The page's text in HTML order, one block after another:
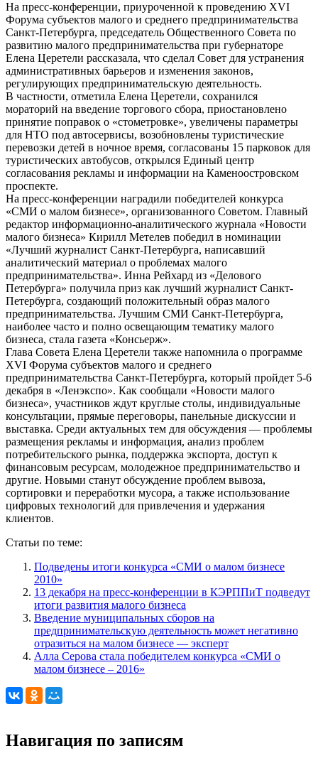
На пресс-конференции, приуроченной к проведению XVI
Форума субъектов малого и среднего предпринимательства
Санкт-Петербурга, председатель Общественного Совета по
развитию малого предпринимательства при губернаторе
Елена Церетели рассказала, что сделал Совет для устранения
административных барьеров и изменения законов,
регулирующих предпринимательскую деятельность.
В частности, отметила Елена Церетели, сохранился
мораторий на введение торгового сбора, приостановлено
принятие поправок о «стометровке», увеличены параметры
для НТО под автосервисы, возобновлены туристические
перевозки детей в ночное время, согласованы 15 парковок для
туристических автобусов, открылся Единый центр
согласования рекламы и информации на Каменоостровском
проспекте.
На пресс-конференции наградили победителей конкурса
«СМИ о малом бизнесе», организованного Советом. Главный
редактор информационно-аналитического журнала «Новости
малого бизнеса» Кирилл Метелев победил в номинации
«Лучший журналист Санкт-Петербурга, написавший
аналитический материал о проблемах малого
предпринимательства». Инна Рейхард из «Делового
Петербурга» получила приз как лучший журналист Санкт-
Петербурга, создающий положительный образ малого
предпринимательства. Лучшим СМИ Санкт-Петербурга,
наиболее часто и полно освещающим тематику малого
бизнеса, стала газета «Консьерж».
Глава Совета Елена Церетели также напомнила о программе
XVI Форума субъектов малого и среднего
предпринимательства Санкт-Петербурга, который пройдет 5-6
декабря в «Ленэкспо». Как сообщали «Новости малого
бизнеса», участников ждут круглые столы, индивидуальные
консультации, прямые переговоры, панельные дискуссии и
выставка. Среди актуальных тем для обсуждения — проблемы
размещения рекламы и информация, анализ проблем
потребительского рынка, поддержка экспорта, доступ к
финансовым ресурсам, молодежное предпринимательство и
другие. Новыми станут обсуждение проблем вывоза,
сортировки и переработки мусора, а также использование
цифровых технологий для привлечения и удержания
клиентов.
Статьи по теме:
Подведены итоги конкурса «СМИ о малом бизнесе
2010»
13 декабря на пресс-конференции в КЭРППиТ подведут
итоги развития малого бизнеса
Введение муниципальных сборов на
предпринимательскую деятельность может негативно
отразиться на малом бизнесе — эксперт
Алла Серова стала победителем конкурса «СМИ о
малом бизнесе – 2016»
Навигация по записям